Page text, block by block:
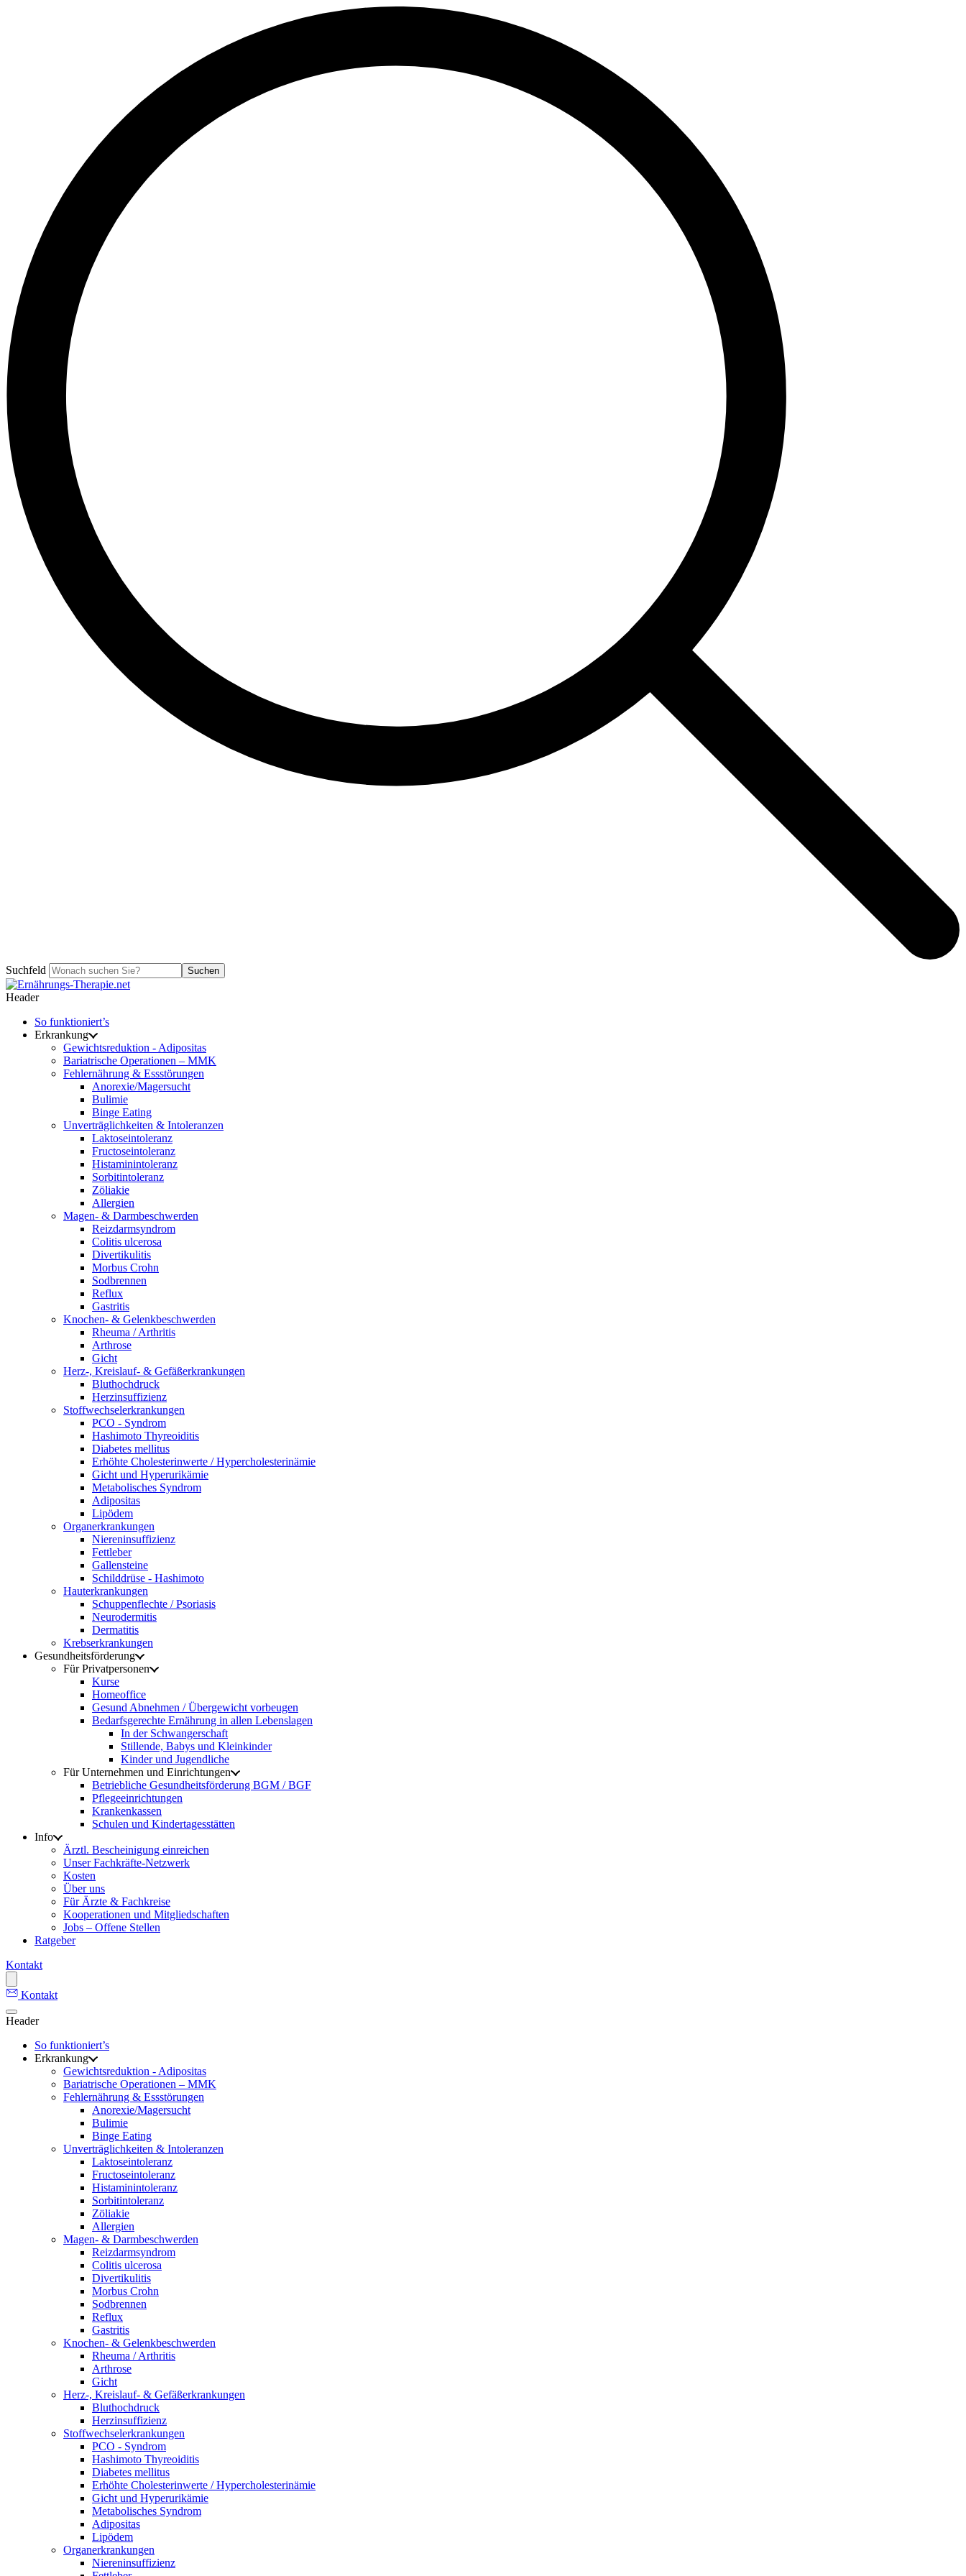
Suchfeld Suchen
Header
So funktioniert’s
Erkrankung
Gewichtsreduktion - Adipositas
Bariatrische Operationen – MMK
Fehlernährung & Essstörungen
Anorexie/Magersucht
Bulimie
Binge Eating
Unverträglichkeiten & Intoleranzen
Laktoseintoleranz
Fructoseintoleranz
Histaminintoleranz
Sorbitintoleranz
Zöliakie
Allergien
Magen- & Darmbeschwerden
Reizdarmsyndrom
Colitis ulcerosa
Divertikulitis
Morbus Crohn
Sodbrennen
Reflux
Gastritis
Knochen- & Gelenkbeschwerden
Rheuma / Arthritis
Arthrose
Gicht
Herz-, Kreislauf- & Gefäßerkrankungen
Bluthochdruck
Herzinsuffizienz
Stoffwechselerkrankungen
PCO - Syndrom
Hashimoto Thyreoiditis
Diabetes mellitus
Erhöhte Cholesterinwerte / Hypercholesterinämie
Gicht und Hyperurikämie
Metabolisches Syndrom
Adipositas
Lipödem
Organerkrankungen
Niereninsuffizienz
Fettleber
Gallensteine
Schilddrüse - Hashimoto
Hauterkrankungen
Schuppenflechte / Psoriasis
Neurodermitis
Dermatitis
Krebserkrankungen
Gesundheitsförderung
Für Privatpersonen
Kurse
Homeoffice
Gesund Abnehmen / Übergewicht vorbeugen
Bedarfsgerechte Ernährung in allen Lebenslagen
In der Schwangerschaft
Stillende, Babys und Kleinkinder
Kinder und Jugendliche
Für Unternehmen und Einrichtungen
Betriebliche Gesundheitsförderung BGM / BGF
Pflegeeinrichtungen
Krankenkassen
Schulen und Kindertagesstätten
Info
Ärztl. Bescheinigung einreichen
Unser Fachkräfte-Netzwerk
Kosten
Über uns
Für Ärzte & Fachkreise
Kooperationen und Mitgliedschaften
Jobs – Offene Stellen
Ratgeber
Kontakt
Kontakt
Header
So funktioniert’s
Erkrankung
Gewichtsreduktion - Adipositas
Bariatrische Operationen – MMK
Fehlernährung & Essstörungen
Anorexie/Magersucht
Bulimie
Binge Eating
Unverträglichkeiten & Intoleranzen
Laktoseintoleranz
Fructoseintoleranz
Histaminintoleranz
Sorbitintoleranz
Zöliakie
Allergien
Magen- & Darmbeschwerden
Reizdarmsyndrom
Colitis ulcerosa
Divertikulitis
Morbus Crohn
Sodbrennen
Reflux
Gastritis
Knochen- & Gelenkbeschwerden
Rheuma / Arthritis
Arthrose
Gicht
Herz-, Kreislauf- & Gefäßerkrankungen
Bluthochdruck
Herzinsuffizienz
Stoffwechselerkrankungen
PCO - Syndrom
Hashimoto Thyreoiditis
Diabetes mellitus
Erhöhte Cholesterinwerte / Hypercholesterinämie
Gicht und Hyperurikämie
Metabolisches Syndrom
Adipositas
Lipödem
Organerkrankungen
Niereninsuffizienz